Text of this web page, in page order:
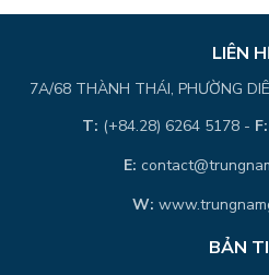
LIÊN
7A/68 THÀNH THÁI, PHƯỜNG
T: (+84.28) 6264 5178 - F:
E:
W:
BẢN